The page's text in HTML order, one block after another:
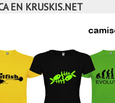
EN KRUSKIS.NET